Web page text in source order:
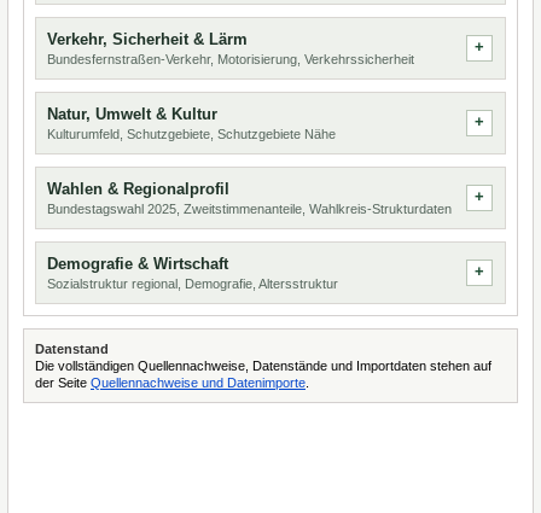
Verkehr, Sicherheit & Lärm
Bundesfernstraßen-Verkehr, Motorisierung, Verkehrssicherheit
Natur, Umwelt & Kultur
Kulturumfeld, Schutzgebiete, Schutzgebiete Nähe
Wahlen & Regionalprofil
Bundestagswahl 2025, Zweitstimmenanteile, Wahlkreis-Strukturdaten
Demografie & Wirtschaft
Sozialstruktur regional, Demografie, Altersstruktur
Datenstand
Die vollständigen Quellennachweise, Datenstände und Importdaten stehen auf
der Seite Quellennachweise und Datenimporte